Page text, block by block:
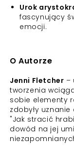
Urok
fascynujący
emocji.
O Autorze
Jenni Fletcher –
tworzenia
sobie elementy
zdobyły
"Jak stracić
dowód na jej